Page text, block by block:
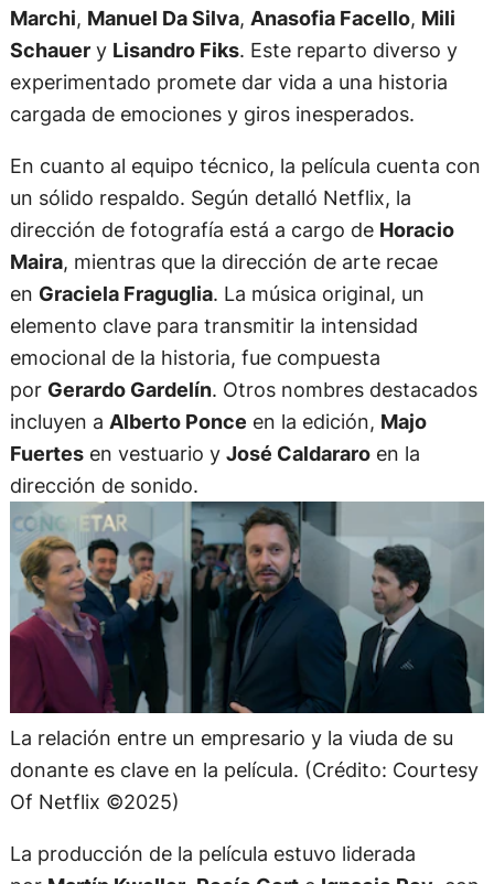
Marchi, Manuel Da Silva, Anasofia Facello, Mili
Schauery Lisandro Fiks. Este reparto diverso y
experimentado promete dar vida a una historia
cargada de emociones y giros inesperados.
En cuanto al equipo técnico, la película cuenta con
un sólido respaldo. Según detalló Netflix, la
dirección de fotografía está a cargo de Horacio
Maira, mientras que la dirección de arte recae
en Graciela Fraguglia. La música original, un
elemento clave para transmitir la intensidad
emocional de la historia, fue compuesta
por Gerardo Gardelín. Otros nombres destacados
incluyen a Alberto Ponce en la edición, Majo
Fuertesen vestuario y José Caldararoen la
dirección de sonido.
La relación entre un empresario y la viuda de su
donante es clave en la película. (Crédito: Courtesy
Of Netflix ©2025)
La producción de la película estuvo liderada